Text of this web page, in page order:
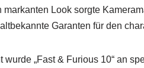
markanten Look sorgte
Garanten für den
wurde „Fast & Furious 10“ an